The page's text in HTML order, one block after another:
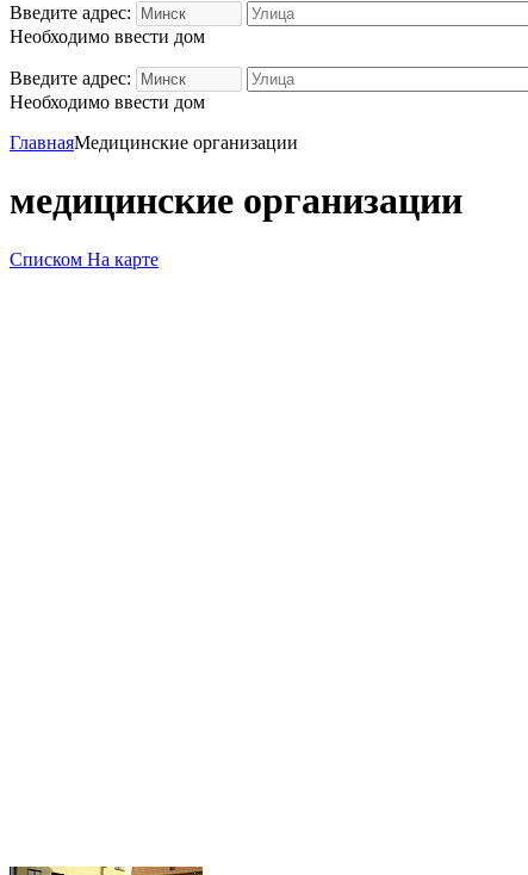
Введите адрес:
Необходимо ввести дом
Введите адрес:
Необходимо ввести дом
ГлавнаяМедицинские организации
медицинские организации
Списком На карте